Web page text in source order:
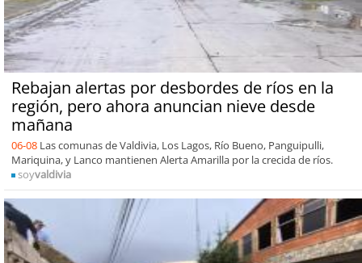
Rebajan alertas por desbordes de ríos en la
región, pero ahora anuncian nieve desde
mañana
06-08 Las comunas de Valdivia, Los Lagos, Río Bueno, Panguipulli,
Mariquina, y Lanco mantienen Alerta Amarilla por la crecida de ríos.
soyvaldivia